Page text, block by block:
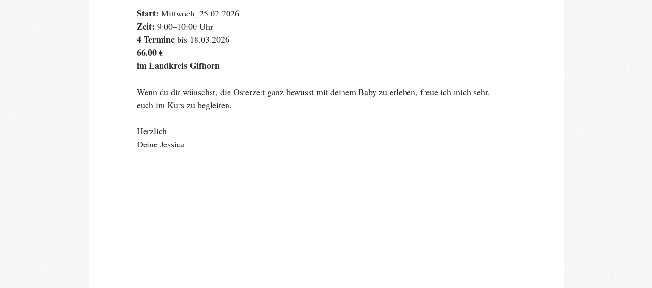
Start: Mittwoch, 25.02.2026
Zeit: 9:00–10:00 Uhr
4 Termine bis 18.03.2026
66,00 €
im Landkreis Gifhorn
Wenn du dir wünschst, die Osterzeit ganz bewusst mit deinem Baby zu erleben, freue ich mich sehr,
euch im Kurs zu begleiten.
Herzlich
Deine Jessica